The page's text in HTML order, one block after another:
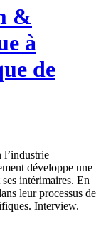
&
à
de
l’industrie
développe une
intérimaires. En
leur processus de
Interview.